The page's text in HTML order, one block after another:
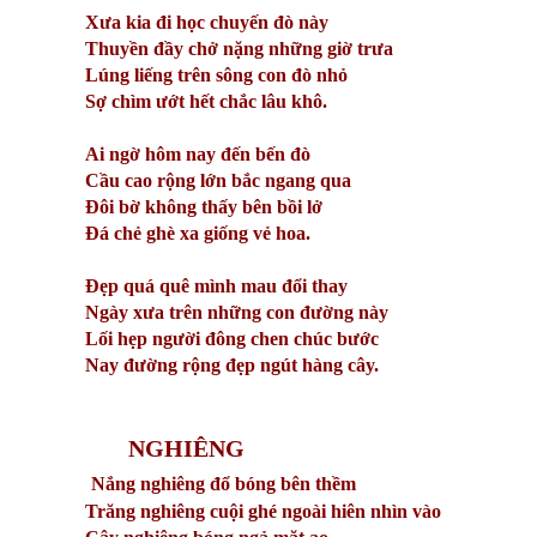
Xưa kia đi học chuyến đò này
Thuyền đầy chở nặng những giờ trưa
Lúng liếng trên sông con đò nhỏ
Sợ chìm ướt hết chắc lâu khô.
Ai ngờ hôm nay đến bến đò
Cầu cao rộng lớn bắc ngang qua
Đôi bờ không thấy bên bồi lở
Đá chẻ ghè xa giống vẻ hoa.
Đẹp quá quê mình mau đổi thay
Ngày xưa trên những con đường này
Lối hẹp người đông chen chúc bước
Nay đường rộng đẹp ngút hàng cây.
NGHIÊNG
Nắng nghiêng đổ bóng bên thềm
Trăng nghiêng cuội ghé ngoài hiên nhìn vào